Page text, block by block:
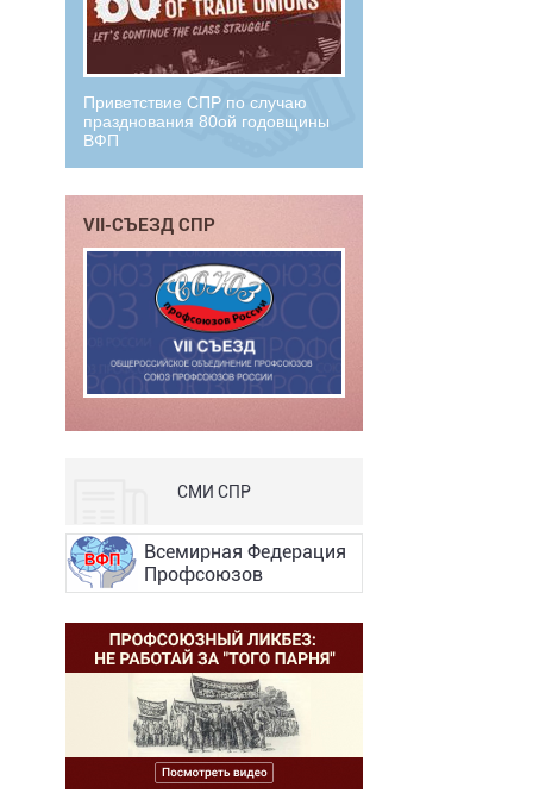
Приветствие СПР по случаю
празднования 80ой годовщины
ВФП
VII-СЪЕЗД СПР
СМИ СПР
Всемирная Федерация
Профсоюзов